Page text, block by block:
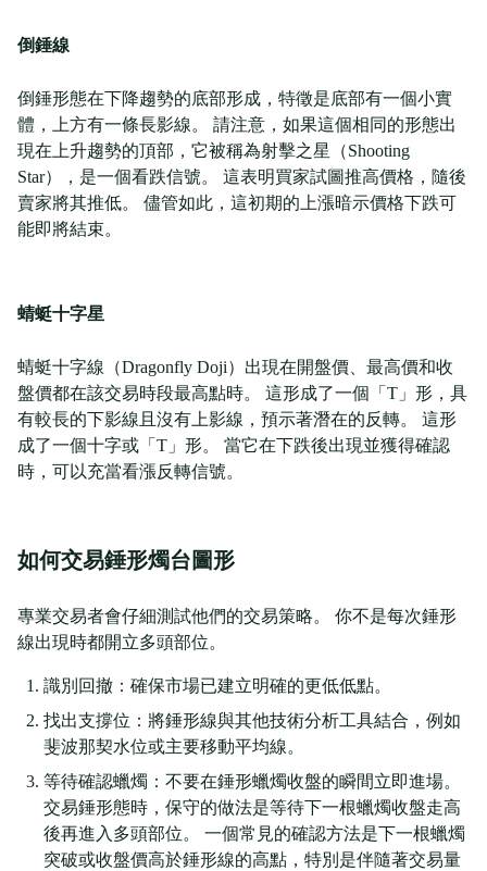
倒錘線
倒錘形態在下降趨勢的底部形成，特徵是底部有一個小實
體，上方有一條長影線。 請注意，如果這個相同的形態出
現在上升趨勢的頂部，它被稱為射擊之星（Shooting
Star），是一個看跌信號。 這表明買家試圖推高價格，隨後
賣家將其推低。 儘管如此，這初期的上漲暗示價格下跌可
能即將結束。
蜻蜓十字星
蜻蜓十字線（Dragonfly Doji）出現在開盤價、最高價和收
盤價都在該交易時段最高點時。 這形成了一個「T」形，具
有較長的下影線且沒有上影線，預示著潛在的反轉。 這形
成了一個十字或「T」形。 當它在下跌後出現並獲得確認
時，可以充當看漲反轉信號。
如何交易錘形燭台圖形
專業交易者會仔細測試他們的交易策略。 你不是每次錘形
線出現時都開立多頭部位。
識別回撤：確保市場已建立明確的更低低點。
找出支撐位：將錘形線與其他技術分析工具結合，例如
斐波那契水位或主要移動平均線。
等待確認蠟燭：不要在錘形蠟燭收盤的瞬間立即進場。
交易錘形態時，保守的做法是等待下一根蠟燭收盤走高
後再進入多頭部位。 一個常見的確認方法是下一根蠟燭
突破或收盤價高於錘形線的高點，特別是伴隨著交易量